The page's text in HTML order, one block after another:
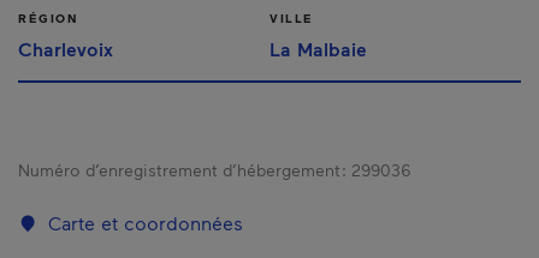
RÉGION
Charlevoix
VILLE
La Malbaie
Numéro d’enregistrement d’hébergement : 299036
Carte et coordonnées